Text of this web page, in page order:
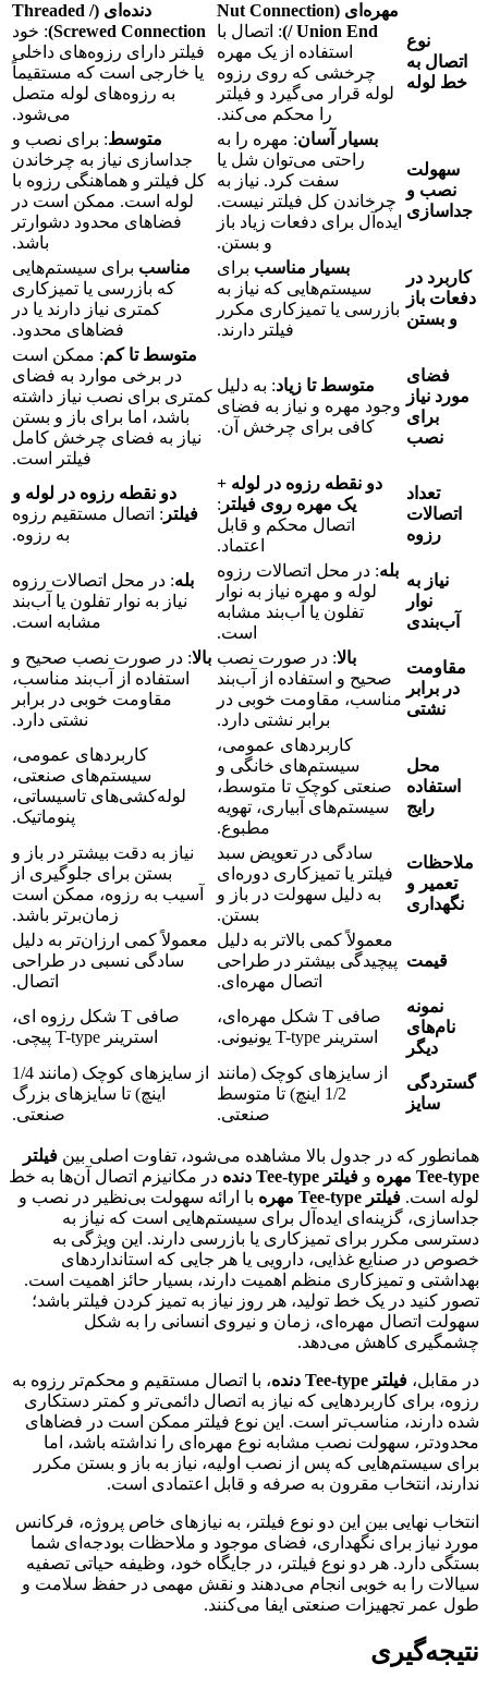
نوع
اتصال به
خط لوله
مهره‌ای (Nut Connection
/ Union End) : اتصال با
استفاده از یک مهره
چرخشی که روی رزوه
لوله قرار می‌گیرد و فیلتر
را محکم می‌کند.
دنده‌ای (Threaded /
Screwed Connection) : خود
فیلتر دارای رزوه‌های داخلی
یا خارجی است که مستقیماً
به رزوه‌های لوله متصل
می‌شود.
سهولت
نصب و
جداسازی
بسیار آسان: مهره را به
راحتی می‌توان شل یا
سفت کرد. نیاز به
چرخاندن کل فیلتر نیست.
ایده‌آل برای دفعات زیاد باز
و بستن.
متوسط: برای نصب و
جداسازی نیاز به چرخاندن
کل فیلتر و هماهنگی رزوه با
لوله است. ممکن است در
فضاهای محدود دشوارتر
باشد.
کاربرد در
دفعات باز
و بستن
بسیار مناسب برای
سیستم‌هایی که نیاز به
بازرسی یا تمیزکاری مکرر
فیلتر دارند.
مناسب برای سیستم‌هایی
که بازرسی یا تمیزکاری
کمتری نیاز دارند یا در
فضاهای محدود.
فضای
مورد نیاز
برای
نصب
متوسط تا زیاد: به دلیل
وجود مهره و نیاز به فضای
کافی برای چرخش آن.
متوسط تا کم: ممکن است
در برخی موارد به فضای
کمتری برای نصب نیاز داشته
باشد، اما برای باز و بستن
نیاز به فضای چرخش کامل
فیلتر است.
تعداد
اتصالات
رزوه
دو نقطه رزوه در لوله +
یک مهره روی فیلتر :
اتصال محکم و قابل
اعتماد.
دو نقطه رزوه در لوله و
فیلتر : اتصال مستقیم رزوه
به رزوه.
نیاز به
نوار
آب‌بندی
بله: در محل اتصالات رزوه
لوله و مهره نیاز به نوار
تفلون یا آب‌بند مشابه
است.
بله: در محل اتصالات رزوه
نیاز به نوار تفلون یا آب‌بند
مشابه است.
مقاومت
در برابر
نشتی
بالا: در صورت نصب
صحیح و استفاده از آب‌بند
مناسب، مقاومت خوبی در
برابر نشتی دارد.
بالا: در صورت نصب صحیح و
استفاده از آب‌بند مناسب،
مقاومت خوبی در برابر
نشتی دارد.
محل
استفاده
رایج
کاربردهای عمومی،
سیستم‌های خانگی و
صنعتی کوچک تا متوسط،
سیستم‌های آبیاری، تهویه
مطبوع.
کاربردهای عمومی،
سیستم‌های صنعتی،
لوله‌کشی‌های تاسیساتی،
پنوماتیک.
ملاحظات
تعمیر و
نگهداری
سادگی در تعویض سبد
فیلتر یا تمیزکاری دوره‌ای
به دلیل سهولت در باز و
بستن.
نیاز به دقت بیشتر در باز و
بستن برای جلوگیری از
آسیب به رزوه، ممکن است
زمان‌برتر باشد.
قیمت
معمولاً کمی بالاتر به دلیل
پیچیدگی بیشتر در طراحی
اتصال مهره‌ای.
معمولاً کمی ارزان‌تر به دلیل
سادگی نسبی در طراحی
اتصال.
نمونه
نام‌های
دیگر
صافی T شکل مهره‌ای،
استرینر T-type یونیونی.
صافی T شکل رزوه ای،
استرینر T-type پیچی.
گستردگی
سایز
از سایزهای کوچک (مانند
1/2 اینچ) تا متوسط
صنعتی.
از سایزهای کوچک (مانند 1/4
اینچ) تا سایزهای بزرگ
صنعتی.
همانطور که در جدول بالا مشاهده می‌شود، تفاوت اصلی بین فیلتر
Tee-type مهره
و فیلتر Tee-type دنده
در مکانیزم اتصال آن‌ها به خط
لوله است. فیلتر Tee-type مهره
با ارائه سهولت بی‌نظیر در نصب و
جداسازی، گزینه‌ای ایده‌آل برای سیستم‌هایی است که نیاز به
دسترسی مکرر برای تمیزکاری یا بازرسی دارند. این ویژگی به
خصوص در صنایع غذایی، دارویی یا هر جایی که استانداردهای
بهداشتی و تمیزکاری منظم اهمیت دارند، بسیار حائز اهمیت است.
تصور کنید در یک خط تولید، هر روز نیاز به تمیز کردن فیلتر باشد؛
سهولت اتصال مهره‌ای، زمان و نیروی انسانی را به شکل
چشمگیری کاهش می‌دهد.
در مقابل، فیلتر Tee-type دنده
، با اتصال مستقیم و محکم‌تر رزوه به
رزوه، برای کاربردهایی که نیاز به اتصال دائمی‌تر و کمتر دستکاری
شده دارند، مناسب‌تر است. این نوع فیلتر ممکن است در فضاهای
محدودتر، سهولت نصب مشابه نوع مهره‌ای را نداشته باشد، اما
برای سیستم‌هایی که پس از نصب اولیه، نیاز به باز و بستن مکرر
ندارند، انتخاب مقرون به صرفه و قابل اعتمادی است.
انتخاب نهایی بین این دو نوع فیلتر، به نیازهای خاص پروژه، فرکانس
مورد نیاز برای نگهداری، فضای موجود و ملاحظات بودجه‌ای شما
بستگی دارد. هر دو نوع فیلتر، در جایگاه خود، وظیفه حیاتی تصفیه
سیالات را به خوبی انجام می‌دهند و نقش مهمی در حفظ سلامت و
طول عمر تجهیزات صنعتی ایفا می‌کنند.
نتیجه‌گیری